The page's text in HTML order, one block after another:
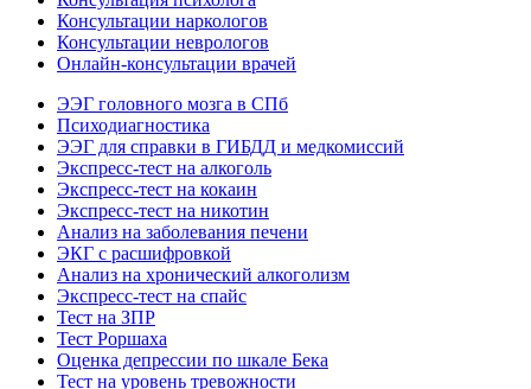
Консультации наркологов
Консультации неврологов
Онлайн-консультации врачей
ЭЭГ головного мозга в СПб
Психодиагностика
ЭЭГ для справки в ГИБДД и медкомиссий
Экспресс-тест на алкоголь
Экспресс-тест на кокаин
Экспресс-тест на никотин
Анализ на заболевания печени
ЭКГ с расшифровкой
Анализ на хронический алкоголизм
Экспресс-тест на спайс
Тест на ЗПР
Тест Роршаха
Оценка депрессии по шкале Бека
Тест на уровень тревожности